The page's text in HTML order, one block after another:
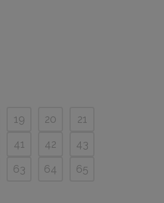
19 20
21
41 42
43
63 64
65